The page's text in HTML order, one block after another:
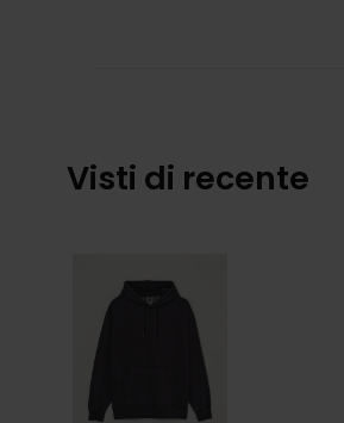
Visti di recente